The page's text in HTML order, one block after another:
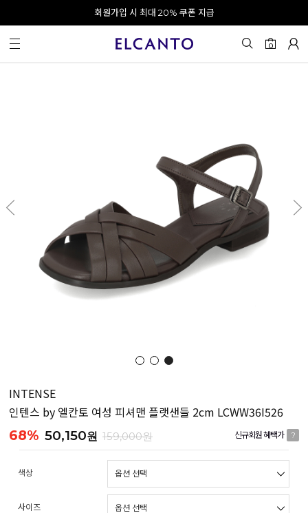
오전 10시 이전 결제 완료 시 오늘 출발!
회원가입 시 최대 20% 쿠폰 지급
0
INTENSE
인텐스 by 엘칸토 여성 피셔맨 플랫샌들 2cm LCWW36I526
68% 50,150원 159,000원 신규회원 혜택가 ?
색상
사이즈